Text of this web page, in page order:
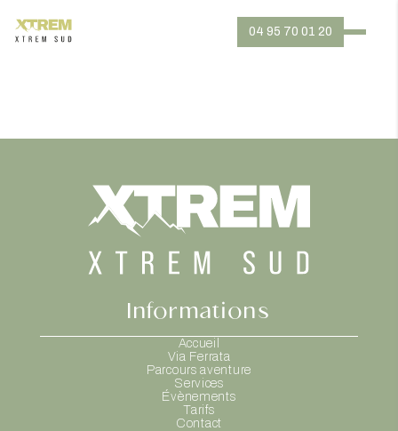
04 95 70 01 20
Informations
Accueil
Via Ferrata
Parcours aventure
Services
Évènements
Tarifs
Contact